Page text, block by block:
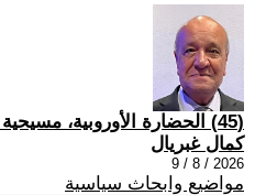
(45) الحضارة الأوروبية، مسيحية أم لامسيحية الهوية
كمال غبريال
2026 / 8 / 9
مواضيع وابحاث سياسية